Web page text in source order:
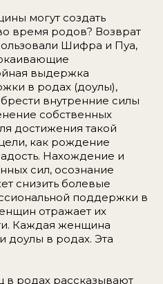
могут создать
время родов? Возврат
Шифра и Пуа,
выдержка
в родах (доулы),
внутренние силы
собственных
достижения такой
как рождение
Нахождение и
сил, осознание
снизить болевые
поддержки в
отражает их
Каждая женщина
доулы в родах. Эта
родах рассказывают